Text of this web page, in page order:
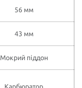
56 мм
43 мм
Мокрий піддон